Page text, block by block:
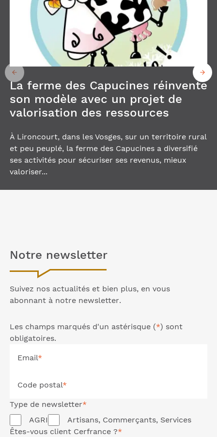
La ferme des Capucines réinvente
son modèle avec un projet de
valorisation des ressources
À Lironcourt, dans les Vosges, sur un territoire rural
et peu peuplé, la ferme des Capucines a diversifié
ses activités pour sécuriser ses revenus, mieux
valoriser...
Notre newsletter
Suivez nos actualités et bien plus, en vous
abonnant à notre newsletter.
Les champs marqués d'un astérisque (*) sont
obligatoires.
Email*
Code postal*
Type de newsletter*
AGRI
Artisans, Commerçants, Services
Êtes-vous client Cerfrance ?*